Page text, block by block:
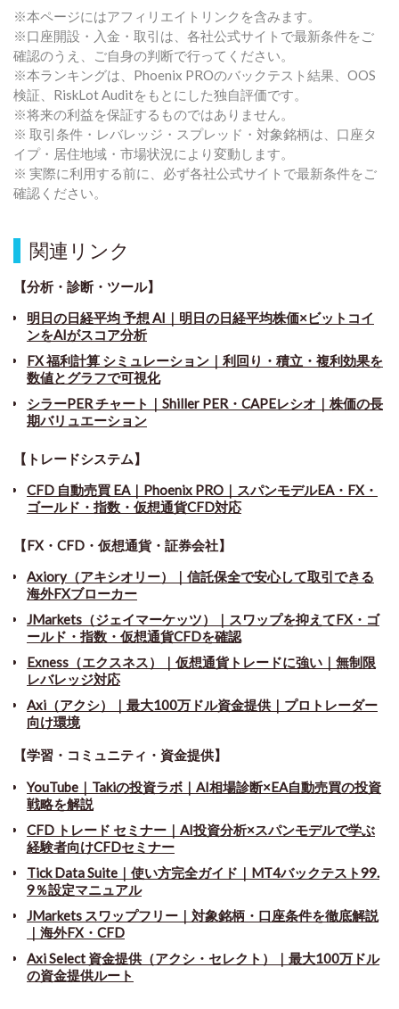
※本ページにはアフィリエイトリンクを含みます。
※口座開設・入金・取引は、各社公式サイトで最新条件をご
確認のうえ、ご自身の判断で行ってください。
※本ランキングは、Phoenix PROのバックテスト結果、OOS
検証、RiskLot Auditをもとにした独自評価です。
※将来の利益を保証するものではありません。
※ 取引条件・レバレッジ・スプレッド・対象銘柄は、口座タ
イプ・居住地域・市場状況により変動します。
※ 実際に利用する前に、必ず各社公式サイトで最新条件をご
確認ください。
関連リンク
【分析・診断・ツール】
明日の日経平均 予想 AI｜明日の日経平均株価×ビットコイ
ンをAIがスコア分析
FX 福利計算 シミュレーション｜利回り・積立・複利効果を
数値とグラフで可視化
シラーPER チャート ｜ Shiller PER・CAPEレシオ｜株価の長
期バリュエーション
【トレードシステム】
CFD 自動売買 EA｜Phoenix PRO｜スパンモデルEA・FX・
ゴールド・指数・仮想通貨CFD対応
【FX・CFD・仮想通貨・証券会社】
Axiory（アキシオリー）｜信託保全で安心して取引できる
海外FXブローカー
JMarkets（ジェイマーケッツ）｜スワップを抑えてFX・ゴ
ールド・指数・仮想通貨CFDを確認
Exness（エクスネス）｜仮想通貨トレードに強い｜無制限
レバレッジ対応
Axi（アクシ）｜最大100万ドル資金提供｜プロトレーダー
向け環境
【学習・コミュニティ・資金提供】
YouTube｜Takiの投資ラボ｜AI相場診断×EA自動売買の投資
戦略を解説
CFD トレード セミナー ｜ AI投資分析×スパンモデルで学ぶ
経験者向けCFDセミナー
Tick Data Suite ｜ 使い方完全ガイド｜MT4バックテスト99.
9％設定マニュアル
JMarkets スワップフリー ｜ 対象銘柄・口座条件を徹底解説
｜海外FX・CFD
Axi Select 資金提供（アクシ・セレクト）｜最大100万ドル
の資金提供ルート